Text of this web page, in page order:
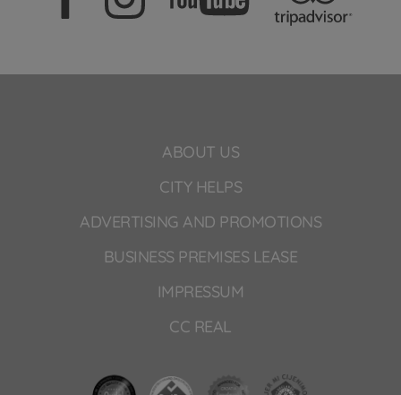
ABOUT US
CITY HELPS
ADVERTISING AND PROMOTIONS
BUSINESS PREMISES LEASE
IMPRESSUM
CC REAL